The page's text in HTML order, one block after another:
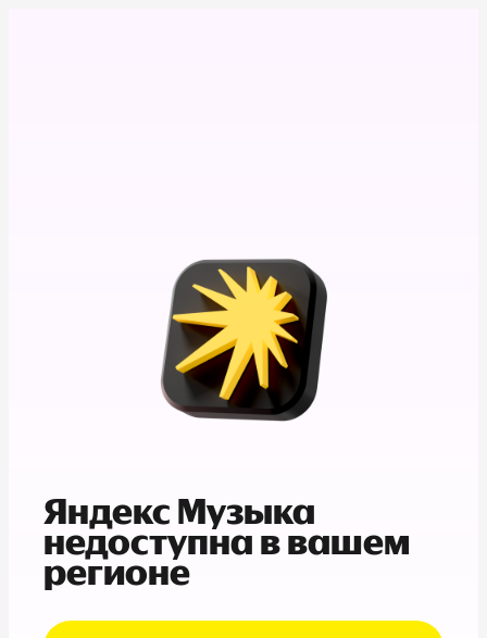
Яндекс Музыка
недоступна в вашем
регионе